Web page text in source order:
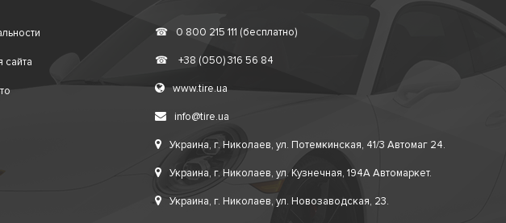
сайта
☎ 0 800 215 111 (бесплатно)
☎ +38 (050) 316 56 84
www.tire.ua
info@tire.ua
Украина, г. Николаев, ул. Потемкинская, 41/3 Автомаг 24.
Украина, г. Николаев, ул. Кузнечная, 194А Автомаркет.
Украина, г. Николаев, ул. Новозаводская, 23.